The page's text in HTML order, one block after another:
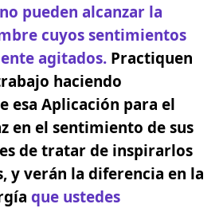
pueden alcanzar la
cuyos sentimientos
agitados. Practiquen
haciendo
esa Aplicación para el
en el sentimiento de sus
de tratar de inspirarlos
y verán la diferencia en la
que ustedes